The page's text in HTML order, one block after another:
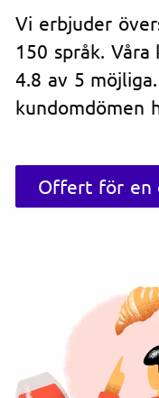
Vi erbjuder
150 språk.
4.8 av 5
kundomdömen
Offert för en